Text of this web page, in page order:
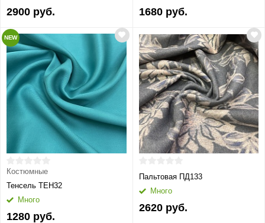
2900 руб. 1680 руб.
NEW
Костюмные
Тенсель ТЕН32
Много
1280 руб.
Пальтовая ПД133
Много
2620 руб.